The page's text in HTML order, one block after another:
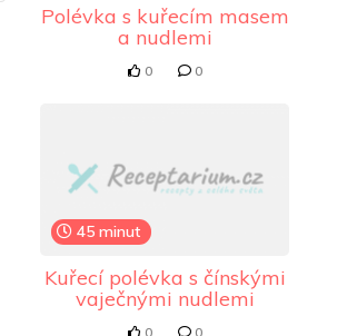
Polévka s kuřecím masem
a nudlemi
0 0
45 minut
Kuřecí polévka s čínskými
vaječnými nudlemi
0 0